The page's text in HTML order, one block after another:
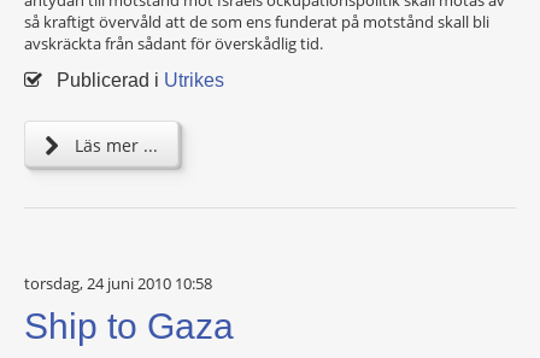
så kraftigt övervåld att de som ens funderat på motstånd skall bli
avskräckta från sådant för överskådlig tid.
Publicerad i Utrikes
Läs mer ...
torsdag, 24 juni 2010 10:58
Ship to Gaza